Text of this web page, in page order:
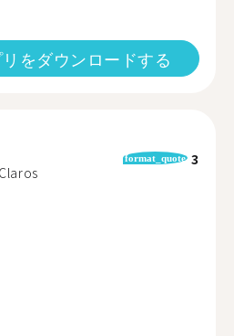
をダウンロードする
format_quote 3